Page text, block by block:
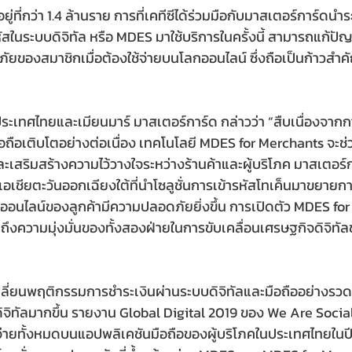
ที่กว่า 1.4 ล้านราย การที่เคทีซีได้ร่วมมือกับมาสเตอร์การ์ดนำร
ในระบบดิจิทัล หรือ MDES มาใช้บริการในครั้งนี้ สามารถแก้ปั
ยของสมาชิกเมื่อต้องใช้จ่ายบนโลกออนไลน์ ซึ่งถือเป็นก้าวส
ะเทศไทยและเมียนมาร์ มาสเตอร์การ์ด กล่าวว่า “สืบเนื่องจาก
อเติบโตอย่างต่อเนื่อง เทคโนโลยี MDES for Merchants จะ
สริมสร้างความไว้วางใจระหว่างร้านค้าและผู้บริโภค มาสเตอ
เชียตะวันออกเฉียงใต้ที่นำโซลูชั่นการเข้ารหัสโทเค็นมาขยายก
อนไลน์ของลูกค้ามีความปลอดภัยยิ่งขึ้น การเปิดตัว MDES
งความมุ่งมั่นของทั้งสองฝ่ายในการขับเคลื่อนเศรษฐกิจดิจิทั
ยนพฤติกรรมการชำระเงินผ่านระบบดิจิทัลและมือถืออย่างรว
ทัลมากขึ้น รายงาน Global Digital 2019 ของ We Are
ยทั้งหมดบนแอปพลิเคชันมือถือของผู้บริโภคในประเทศไทยใน